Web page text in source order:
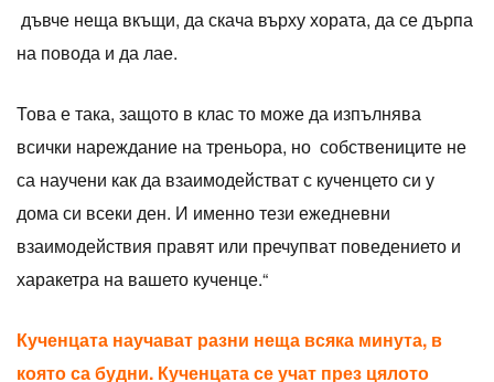
дъвче неща вкъщи, да скача върху хората, да се дърпа
на повода и да лае.
Това е така, защото в клас то може да изпълнява
всички нареждание на треньора, но собствениците не
са научени как да взаимодействат с кученцето си у
дома си всеки ден. И именно тези ежедневни
взаимодействия правят или пречупват поведението и
харакетра на вашето кученце.“
Кученцата научават разни неща всяка минута, в
която са будни. Кученцата се учат през цялото